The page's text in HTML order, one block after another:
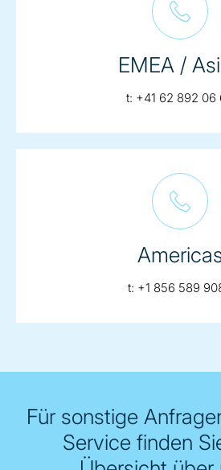
EMEA /
t: telephone:
+41 62 892 06
t: telephone:
+1 856 589
Für sonstige
Service finden